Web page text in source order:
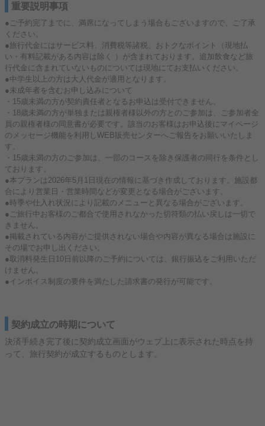
重要説明事項
●ご予約完了までに、満席になってしまう場合もございますので、ご了承
ください。
●旅行代金にはサービス料、消費税等諸税、おトクなポイント（現地払
い・有料記載がある内容は除く ）が含まれております。追加飲食など旅
行代金に含まれていないものについては現地にてお支払いください。
●中学生以上の方は大人代金が適用となります。
●未成年者を含むお申し込みについて
・15歳未満の方が契約責任者となるお申込は受付できません。
・18歳未満の方が単独または親権者様以外の方とのご参加は、ご参加者全
員の親権者様の同意書が必要です。該当のお客様はお申込後にマイページ
のメッセージ機能を利用しWEB販売センターへご報告をお願いいたしま
す。
・15歳未満の方のご参加は、一部のコースを除き保護者の同行を条件とし
ております。
●本プランは2026年5月1日現在の情報に基づき作成しております。施設都
合により営業日・営業時間などが変更となる場合がございます。
●時季や仕入れ状況により記載のメニューと異なる場合がございます。
●ご旅行中お客様のご都合で使用されなかった切符類の払い戻しは一切で
きません。
●掲載されている内容がご提供されない場合や内容が異なる場合は施設に
その場でお申し出ください。
●取消料発生日10日前以降のご予約については、銀行振込をご利用いただ
けません。
●インボイス制度の要件を満たした請求書の発行が可能です。
契約成立の時期について
決済手続き完了後に契約成立画面がウェブ上に表示された時点を持
って、旅行契約が成立するものとします。